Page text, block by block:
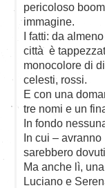
pericoloso
immagine.
I fatti: da
città è
monocolore di
celesti, rossi.
E con una
tre nomi e un
In fondo
In cui –
sarebbero
Ma anche lì,
Luciano e